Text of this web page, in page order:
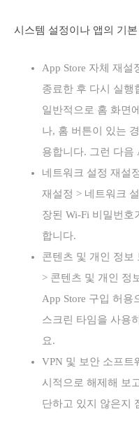
시스템 설정이나 앱의 기
App Store 자체 재설
종료한 후 다시 실행
일반적으로 홈 화면
나, 홈 버튼이 있는
용합니다. 그런 다음
네트워크 설정 재설
재설정 > 네트워크
장된 Wi-Fi 비밀번호
합니다.
콘텐츠 및 개인 정보
> 콘텐츠 및 개인 정
App Store 구입 허용
스크린 타임을 사용
요.
VPN 및 보안 소프트
시적으로 해제해 보
단하고 있지 않은지